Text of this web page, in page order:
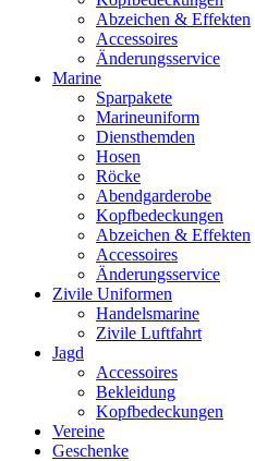
Abzeichen & Effekten
Accessoires
Änderungsservice
Marine
Sparpakete
Marineuniform
Diensthemden
Hosen
Röcke
Abendgarderobe
Kopfbedeckungen
Abzeichen & Effekten
Accessoires
Änderungsservice
Zivile Uniformen
Handelsmarine
Zivile Luftfahrt
Jagd
Accessoires
Bekleidung
Kopfbedeckungen
Vereine
Geschenke